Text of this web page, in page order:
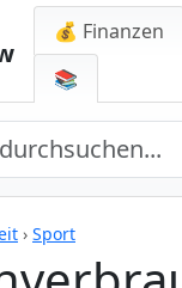
💰 Finanzen
📚
› Sport